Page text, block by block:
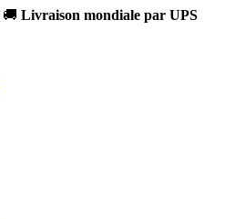
🚚 Livraison mondiale par UPS